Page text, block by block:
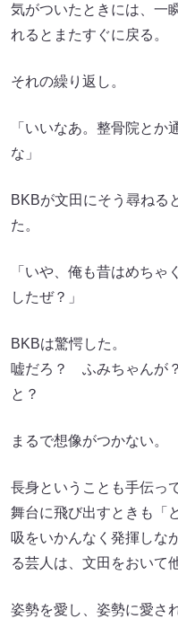
気がついたときには、一
れるとまたすぐに戻る。
それの繰り返し。
「いいなあ。整骨院と
な」
BKBが文田にそう尋ねる
た。
「いや、俺も昔はめち
したぜ？」
BKBは驚愕した。
嘘だろ？ ふみちゃん
と？
まるで想像がつかない。
長身ということも手伝っ
舞台に飛び出すときも「
吸をいかんなく発揮しな
る芸人は、文田をおいて
姿勢を愛し、姿勢に愛さ